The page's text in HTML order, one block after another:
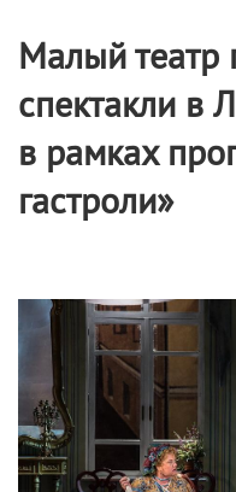
Малый театр
спектакли в
в рамках
гастроли»